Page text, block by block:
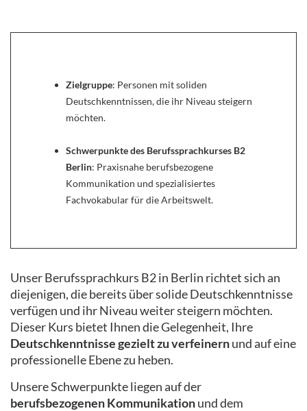
Zielgruppe: Personen mit soliden
Deutschkenntnissen, die ihr Niveau steigern
möchten.
Schwerpunkte des Berufssprachkurses B2
Berlin: Praxisnahe berufsbezogene
Kommunikation und spezialisiertes
Fachvokabular für die Arbeitswelt.
Unser Berufssprachkurs B2 in Berlin richtet sich an
diejenigen, die bereits über solide Deutschkenntnisse
verfügen und ihr Niveau weiter steigern möchten.
Dieser Kurs bietet Ihnen die Gelegenheit, Ihre
Deutschkenntnisse gezielt zu verfeinernund auf eine
professionelle Ebene zu heben.
Unsere Schwerpunkte liegen auf der
berufsbezogenen Kommunikationund dem